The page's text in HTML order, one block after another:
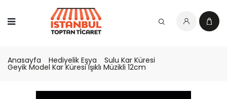
Anasayfa Hediyelik Eşya Sulu Kar Küresi
Geyik Model Kar Küresi Işıklı Müzikli 12cm